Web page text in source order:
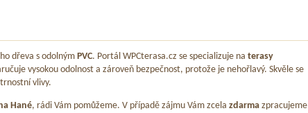
dřeva s odolným PVC. Portál WPCterasa.cz se specializuje na terasy
vysokou odolnost a zároveň bezpečnost, protože je nehořlavý. Skvěle se
vlivy.
Hané, rádi Vám pomůžeme. V případě zájmu Vám zcela zdarma zpracujeme